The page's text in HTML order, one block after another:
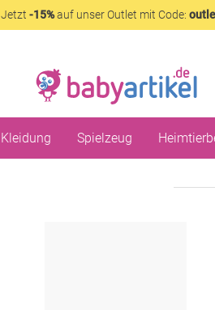
Jetzt -15%auf unser Outlet mit Code:
Kleidung Spielzeug